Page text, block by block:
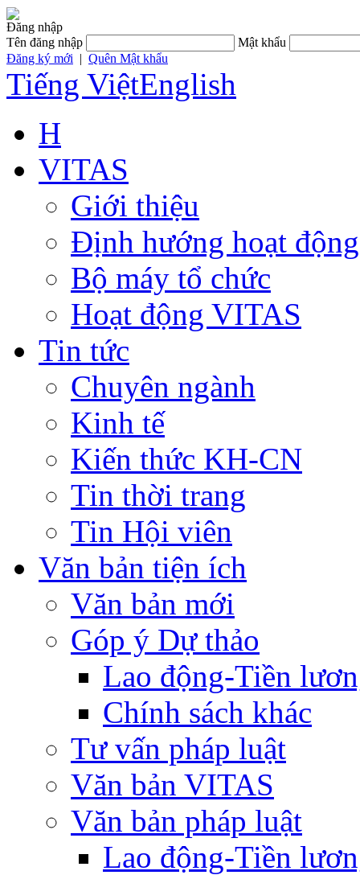
Đăng nhập
Tên đăng nhập
Mật khẩu
Đăng ký mới | Quên Mật khẩu
Tiếng ViệtEnglish
H
VITAS
Giới thiệu
Định hướng hoạt động
Bộ máy tổ chức
Hoạt động VITAS
Tin tức
Chuyên ngành
Kinh tế
Kiến thức KH-CN
Tin thời trang
Tin Hội viên
Văn bản tiện ích
Văn bản mới
Góp ý Dự thảo
Lao động-Tiền
Chính sách khác
Tư vấn pháp luật
Văn bản VITAS
Văn bản pháp luật
Lao động-Tiền